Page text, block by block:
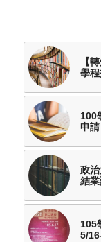
【
學
100
申
政
結
105
5/